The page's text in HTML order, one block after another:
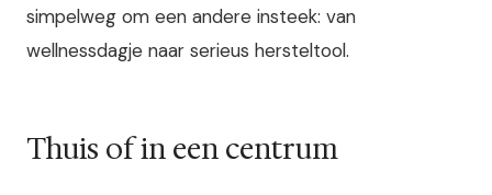
simpelweg om een andere insteek: van
wellnessdagje naar serieus hersteltool.
Thuis of in een centrum